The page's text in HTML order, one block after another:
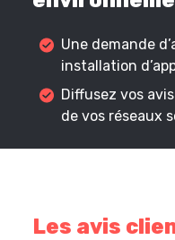
Une demande
installation
Diffusez vos
de vos réseaux
Les avis